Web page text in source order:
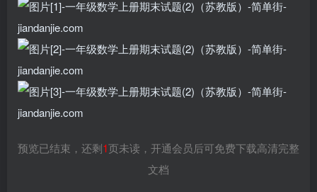
预览已结束，还剩1页未读，开通会员后可免费下载高清完整
文档